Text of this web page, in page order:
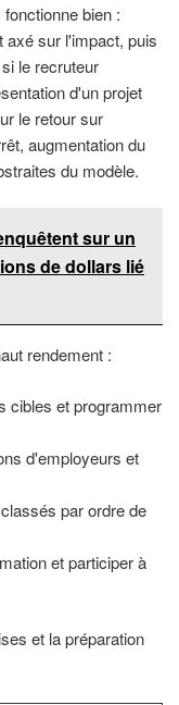
bien :
axé sur l'impact, puis
le recruteur
d'un projet
le retour sur
augmentation du
du modèle.
sur un
de dollars lié
rendement :
cibles et programmer
d'employeurs et
par ordre de
et participer à
et la préparation